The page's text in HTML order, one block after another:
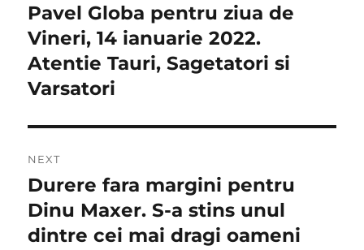
articole
post:
Pavel Globa pentru ziua de
Vineri, 14 ianuarie 2022.
Atentie Tauri, Sagetatori si
Varsatori
NEXT
Next
post:
Durere fara margini pentru
Dinu Maxer. S-a stins unul
dintre cei mai dragi oameni